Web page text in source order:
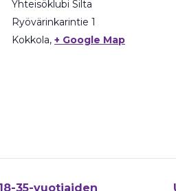
Yhteisöklubi Silta
Ryövärinkarintie 1
Kokkola, + Google Map
35-vuotiaiden